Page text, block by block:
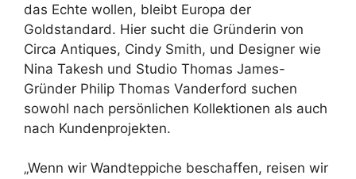
das Echte wollen, bleibt Europa der
Goldstandard. Hier sucht die Gründerin von
Circa Antiques, Cindy Smith, und Designer wie
Nina Takesh und Studio Thomas James-
Gründer Philip Thomas Vanderford suchen
sowohl nach persönlichen Kollektionen als auch
nach Kundenprojekten.
„Wenn wir Wandteppiche beschaffen, reisen wir